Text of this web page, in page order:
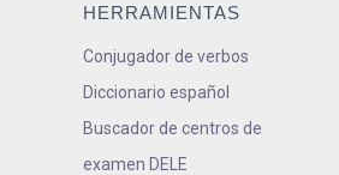
HERRAMIENTAS
Conjugador de verbos
Diccionario español
Buscador de centros de
examen DELE